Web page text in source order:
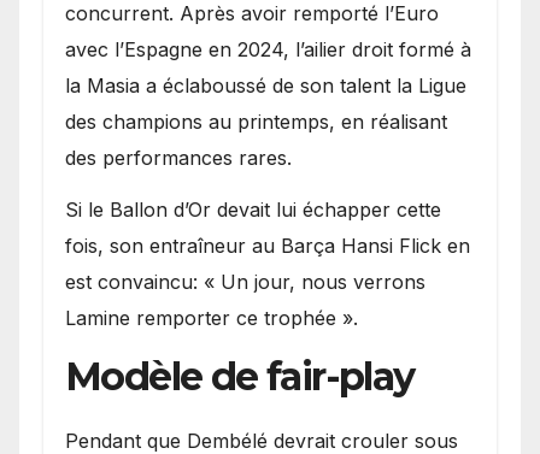
concurrent. Après avoir remporté l’Euro
avec l’Espagne en 2024, l’ailier droit formé à
la Masia a éclaboussé de son talent la Ligue
des champions au printemps, en réalisant
des performances rares.
Si le Ballon d’Or devait lui échapper cette
fois, son entraîneur au Barça Hansi Flick en
est convaincu: « Un jour, nous verrons
Lamine remporter ce trophée ».
Modèle de fair-play
Pendant que Dembélé devrait crouler sous